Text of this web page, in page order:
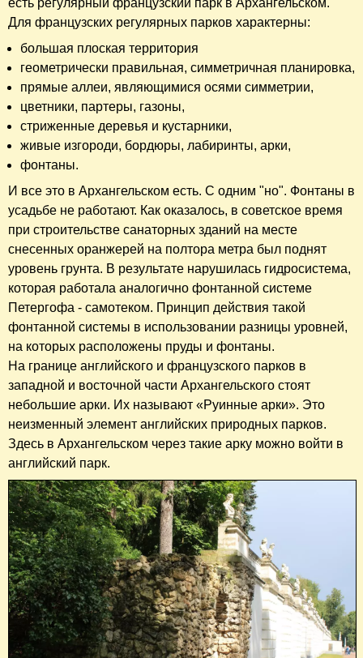
есть регулярный французский парк в Архангельском.
Для французских регулярных парков характерны:
большая плоская территория
геометрически правильная, симметричная планировка,
прямые аллеи, являющимися осями симметрии,
цветники, партеры, газоны,
стриженные деревья и кустарники,
живые изгороди, бордюры, лабиринты, арки,
фонтаны.
И все это в Архангельском есть. С одним "но". Фонтаны в
усадьбе не работают. Как оказалось, в советское время
при строительстве санаторных зданий на месте
снесенных оранжерей на полтора метра был поднят
уровень грунта. В результате нарушилась гидросистема,
которая работала аналогично фонтанной системе
Петергофа - самотеком. Принцип действия такой
фонтанной системы в использовании разницы уровней,
на которых расположены пруды и фонтаны.
На границе английского и французского парков в
западной и восточной части Архангельского стоят
небольшие арки. Их называют «Руинные арки». Это
неизменный элемент английских природных парков.
Здесь в Архангельском через такие арку можно войти в
английский парк.